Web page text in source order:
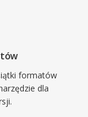
formatów
dla